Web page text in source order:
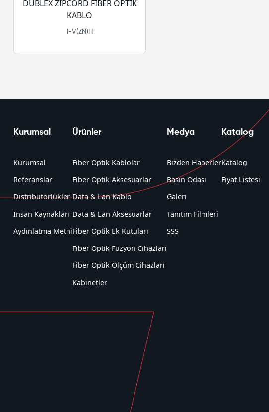
DUBLEX ZİPCORD FİBER OPTİK
KABLO
I-V(ZN)H
Kurumsal
Kurumsal
Referanslar
Distribütörlükler
İnsan Kaynakları
Aydınlatma Metni
Ürünler
Fiber Optik Kablolar
Fiber Optik Aksesuarlar
Data & Lan Kablo
Data & Lan Aksesuarlar
Fiber Optik Ek Kutuları
Fiber Optik Füzyon Cihazları
Fiber Optik Ölçüm Cihazları
Kabinetler
Medya
Bizden Haberler
Basın Odası
Galeri
Tanıtım Filmleri
SSS
Katalog
Katalog
Fiyat Listesi